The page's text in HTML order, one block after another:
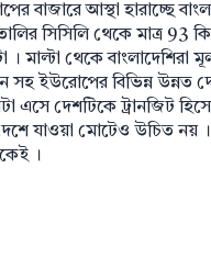
বাজারে আস্থা হারাচ্ছে
সিসিলি থেকে মাত্র 93
। মাল্টা থেকে বাংলাদেশিরা
সহ ইউরোপের বিভিন্ন উন্নত
এসে দেশটিকে ট্রানজিট
যাওয়া মোটেও উচিত
।